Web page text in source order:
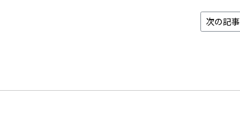
次の記事